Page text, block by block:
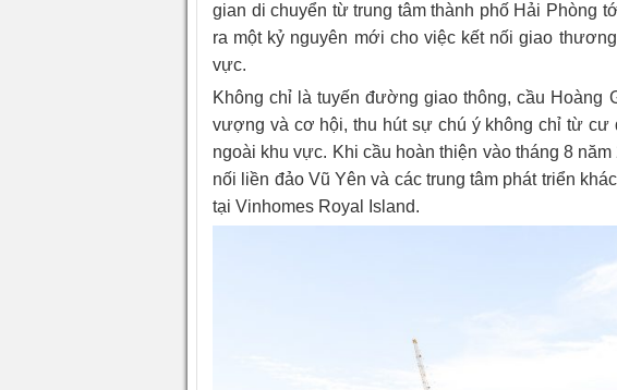
gian di chuyển từ trung tâm thành phố Hải Phòng
ra một kỷ nguyên mới cho việc kết nối giao
vực.
Không chỉ là tuyến đường giao thông, cầu Hoàng
vượng và cơ hội, thu hút sự chú ý không chỉ từ cư
ngoài khu vực. Khi cầu hoàn thiện vào tháng 8
nối liền đảo Vũ Yên và các trung tâm phát triển
tại Vinhomes Royal Island.